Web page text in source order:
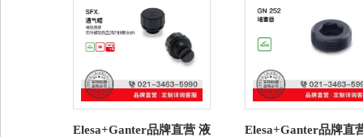
Elesa+Ganter品牌直营 液
Elesa+Ganter品牌直